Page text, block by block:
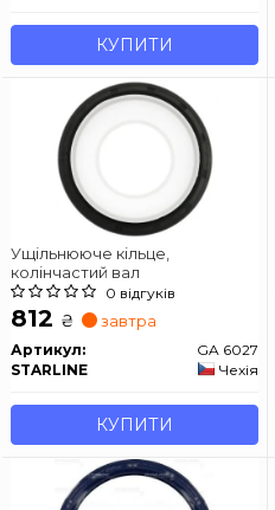
КУПИТИ
Ущільнююче кільце,
колінчастий вал
0 відгуків
812 ₴ завтра
Артикул:
GA 6027
STARLINE
Чехія
КУПИТИ